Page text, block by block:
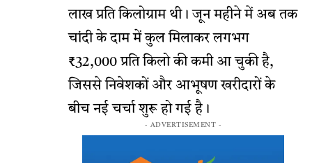
लाख प्रति किलोग्राम थी। जून महीने में अब तक
चांदी के दाम में कुल मिलाकर लगभग
₹32,000 प्रति किलो की कमी आ चुकी है,
जिससे निवेशकों और आभूषण खरीदारों के
बीच नई चर्चा शुरू हो गई है।
- ADVERTISEMENT -